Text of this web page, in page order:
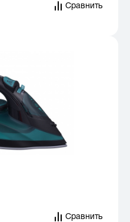
Сравнить
Сравнить